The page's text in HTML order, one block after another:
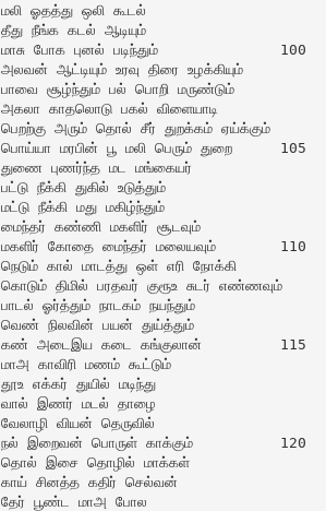
மலி ஓதத்து ஒலி கூடல்
தீது நீங்க கடல் ஆடியும்
மாசு போக புனல் படிந்தும்		100
அலவன் ஆட்டியும் உரவு திரை உழக்கியும்
பாவை சூழ்ந்தும் பல் பொறி மருண்டும்
அகலா காதலொடு பகல் விளையாடி
பெறற்கு அரும் தொல் சீர் துறக்கம் ஏய்க்கும்
பொய்யா மரபின் பூ மலி பெரும் துறை	105
துணை புணர்ந்த மட மங்கையர்
பட்டு நீக்கி துகில் உடுத்தும்
மட்டு நீக்கி மது மகிழ்ந்தும்
மைந்தர் கண்ணி மகளிர் சூடவும்
மகளிர் கோதை மைந்தர் மலையவும்	110
நெடும் கால் மாடத்து ஒள் எரி நோக்கி
கொடும் திமில் பரதவர் குரூஉ சுடர் எண்ணவும்
பாடல் ஓர்த்தும் நாடகம் நயந்தும்
வெண் நிலவின் பயன் துய்த்தும்
கண் அடைஇய கடை கங்குலான்		115
மாஅ காவிரி மணம் கூட்டும்
தூஉ எக்கர் துயில் மடிந்து
வால் இணர் மடல் தாழை
வேலாழி வியன் தெருவில்
நல் இறைவன் பொருள் காக்கும்		120
தொல் இசை தொழில் மாக்கள்
காய் சினத்த கதிர் செல்வன்
தேர் பூண்ட மாஅ போல